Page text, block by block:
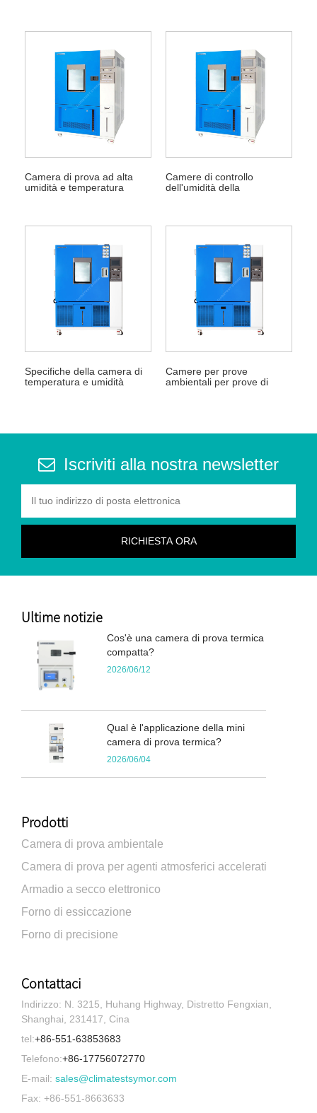
Camera di prova ad alta
umidità e temperatura
Camere di controllo
dell'umidità della
Specifiche della camera di
temperatura e umidità
Camere per prove
ambientali per prove di
Iscriviti alla nostra newsletter
Ultime notizie
Cos'è una camera di prova termica
compatta?
2026/06/12
Qual è l'applicazione della mini
camera di prova termica?
2026/06/04
Prodotti
Camera di prova ambientale
Camera di prova per agenti atmosferici accelerati
Armadio a secco elettronico
Forno di essiccazione
Forno di precisione
Contattaci
Indirizzo: N. 3215, Huhang Highway, Distretto Fengxian,
Shanghai, 231417, Cina
tel:+86-551-63853683
Telefono:+86-17756072770
E-mail: sales@climatestsymor.com
Fax: +86-551-8663633